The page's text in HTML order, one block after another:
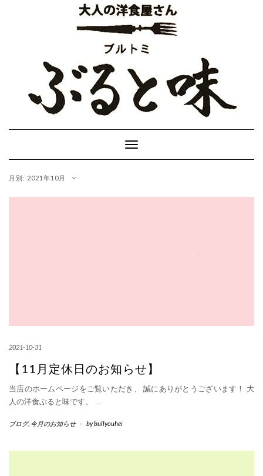
Toggle
Navigation
月別: 2021年10月
2021-10-31
【11月定休日のお知らせ】
当店のホームページをご覧いただき、 誠にありがとうございます！ 大
人の洋食ぶると味です。 …
ブログ, 今月のお知らせ - bybullyouhei